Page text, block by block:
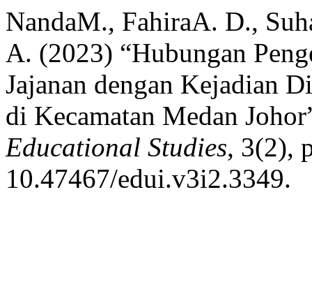
NandaM., FahiraA. D.,
A. (2023) “Hubungan
Jajanan dengan Kejadian
di Kecamatan Medan
Educational Studies, 3(2),
10.47467/edui.v3i2.3349.